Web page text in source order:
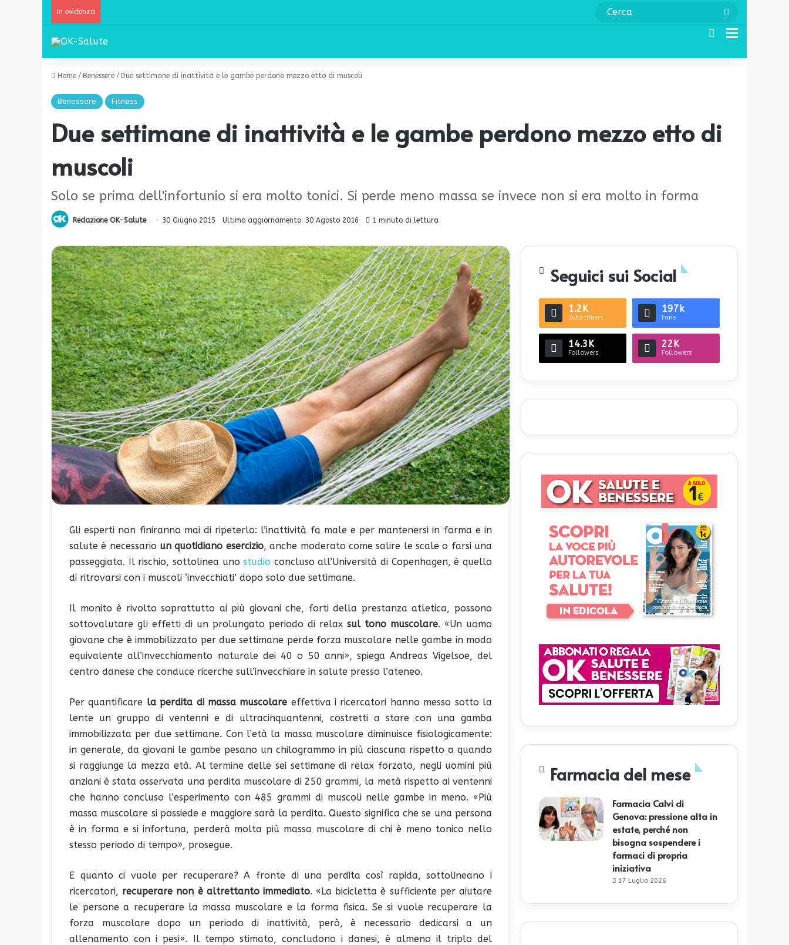
In evidenza
Cerca
Home / Benessere / Due settimane di inattività e le gambe perdono mezzo etto di muscoli
Benessere Fitness
Due settimane di inattività e le gambe perdono mezzo etto di
muscoli
Solo se prima dell'infortunio si era molto tonici. Si perde meno massa se invece non si era molto in forma
Redazione OK-Salute 30 Giugno 2015 Ultimo aggiornamento: 30 Agosto 2016 1 minuto di lettura
Gli esperti non finiranno mai di ripeterlo: l’inattività fa male e per mantenersi in forma e in
salute è necessario un quotidiano esercizio, anche moderato come salire le scale o farsi una
passeggiata. Il rischio, sottolinea unostudio concluso all’Università di Copenhagen, è quello
di ritrovarsi con i muscoli ‘invecchiati’ dopo solo due settimane.
Il monito è rivolto soprattutto ai più giovani che, forti della prestanza atletica, possono
sottovalutare gli effetti di un prolungato periodo di relax sul tono muscolare. «Un uomo
giovane che è immobilizzato per due settimane perde forza muscolare nelle gambe in modo
equivalente all’invecchiamento naturale dei 40 o 50 anni», spiega Andreas Vigelsoe, del
centro danese che conduce ricerche sull’invecchiare in salute presso l’ateneo.
Per quantificare la perdita di massa muscolare effettiva i ricercatori hanno messo sotto la
lente un gruppo di ventenni e di ultracinquantenni, costretti a stare con una gamba
immobilizzata per due settimane. Con l’età la massa muscolare diminuisce fisiologicamente:
in generale, da giovani le gambe pesano un chilogrammo in più ciascuna rispetto a quando
si raggiunge la mezza età. Al termine delle sei settimane di relax forzato, negli uomini più
anziani è stata osservata una perdita muscolare di 250 grammi, la metà rispetto ai ventenni
che hanno concluso l’esperimento con 485 grammi di muscoli nelle gambe in meno. «Più
massa muscolare si possiede e maggiore sarà la perdita. Questo significa che se una persona
è in forma e si infortuna, perderà molta più massa muscolare di chi è meno tonico nello
stesso periodo di tempo», prosegue.
E quanto ci vuole per recuperare? A fronte di una perdita così rapida, sottolineano i
ricercatori, recuperare non è altrettanto immediato. «La bicicletta è sufficiente per aiutare
le persone a recuperare la massa muscolare e la forma fisica. Se si vuole recuperare la
forza muscolare dopo un periodo di inattività, però, è necessario dedicarsi a un
allenamento con i pesi». Il tempo stimato, concludono i danesi, è almeno il triplo del
Seguici sui Social
1.2K
Subscribers
197k
Fans
14.3K
Followers
22K
Followers
Farmacia del mese
Farmacia Calvi di
Genova: pressione alta in
estate, perché non
bisogna sospendere i
farmaci di propria
iniziativa
17 Luglio 2026